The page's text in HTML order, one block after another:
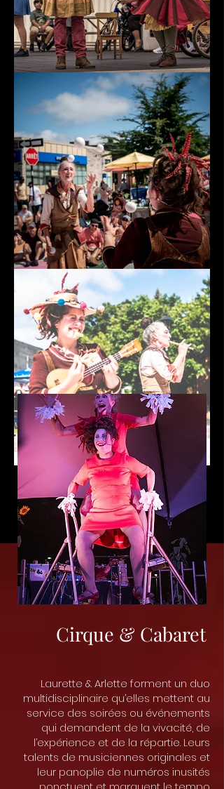
Cirque & Cabaret
Laurette & Arlette forment un duo
multidisciplinaire qu’elles mettent au
service des soirées ou événements
qui demandent de la vivacité, de
l’expérience et de la répartie. Leurs
talents de musiciennes originales et
leur panoplie de numéros inusités